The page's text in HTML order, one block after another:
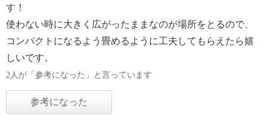
す！
使わない時に大きく広がったままなのが場所をとるので、
コンパクトになるよう畳めるように工夫してもらえたら嬉
しいです。
2人が「参考になった」と言っています
参考になった